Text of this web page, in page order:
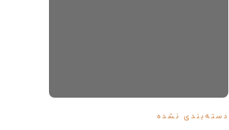
دسته‌بندی نشده